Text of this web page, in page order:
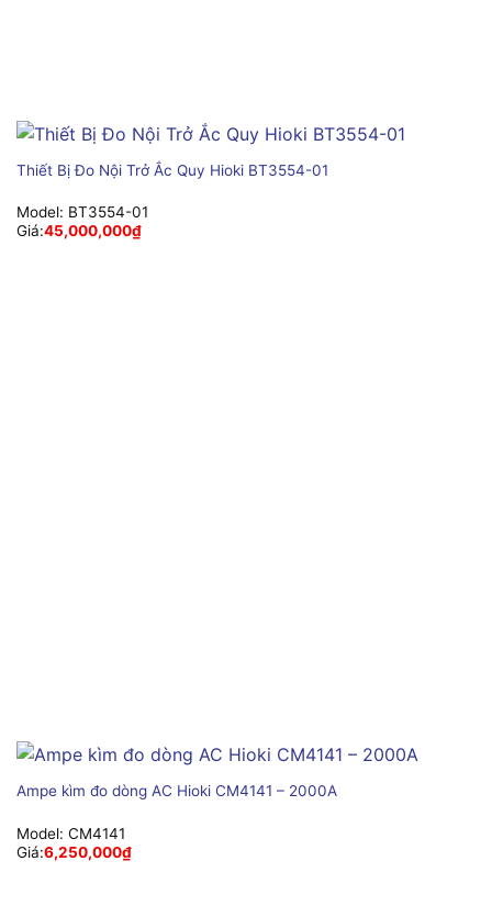
Thiết Bị Đo Nội Trở Ắc Quy Hioki BT3554-01
Model: BT3554-01
Giá:45,000,000₫
Ampe kìm đo dòng AC Hioki CM4141 – 2000A
Model: CM4141
Giá:6,250,000₫